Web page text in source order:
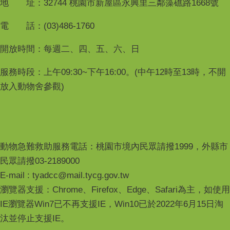
地 址：32744 桃園市新屋區永興里三鄰藻礁路1668號
電 話：(03)486-1760
開放時間：每週二、四、五、六、日
服務時段：上午09:30~下午16:00。(中午12時至13時，不開
放入動物舍參觀)
動物急難救助服務電話：桃園市境內民眾請撥1999，外縣市
民眾請撥03-2189000
E-mail : tyadcc@mail.tycg.gov.tw
瀏覽器支援：Chrome、Firefox、Edge、Safari為主，如使用
IE瀏覽器Win7已不再支援IE，Win10已於2022年6月15日淘
汰並停止支援IE。